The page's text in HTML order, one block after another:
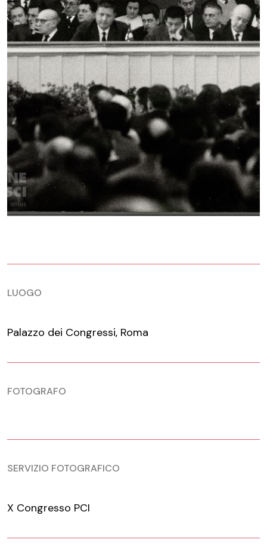
LUOGO
Palazzo dei Congressi, Roma
FOTOGRAFO
SERVIZIO FOTOGRAFICO
X Congresso PCI